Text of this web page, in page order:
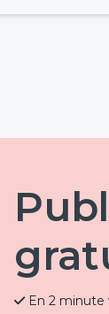
En 2 minute